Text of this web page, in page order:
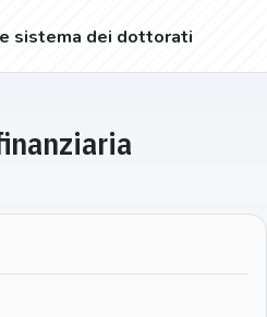
sistema dei dottorati